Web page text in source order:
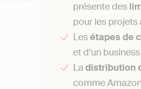
présente des
pour les projets
Lesétapes de
et d’un
La distribution
comme